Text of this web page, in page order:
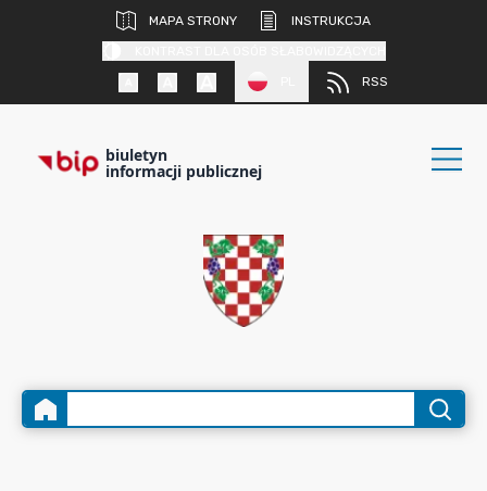
MAPA STRONY
INSTRUKCJA
RSS
biuletyn
informacji publicznej